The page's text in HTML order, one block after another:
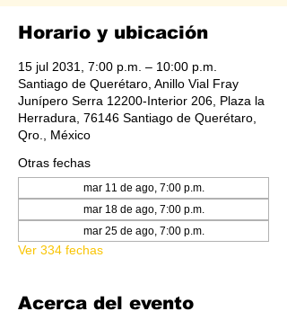
Horario y ubicación
15 jul 2031, 7:00 p.m. – 10:00 p.m.
Santiago de Querétaro, Anillo Vial Fray
Junípero Serra 12200-Interior 206, Plaza la
Herradura, 76146 Santiago de Querétaro,
Qro., México
Otras fechas
mar 11 de ago, 7:00 p.m.
mar 18 de ago, 7:00 p.m.
mar 25 de ago, 7:00 p.m.
Ver 334 fechas
Acerca del evento